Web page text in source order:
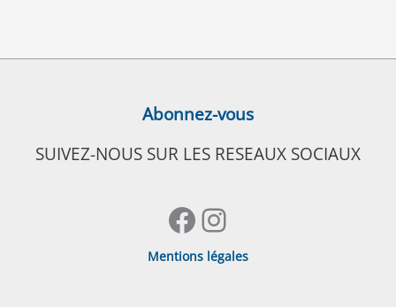
Abonnez-vous
SUIVEZ-NOUS SUR LES RESEAUX SOCIAUX
Facebook
Instagram
Mentions légales